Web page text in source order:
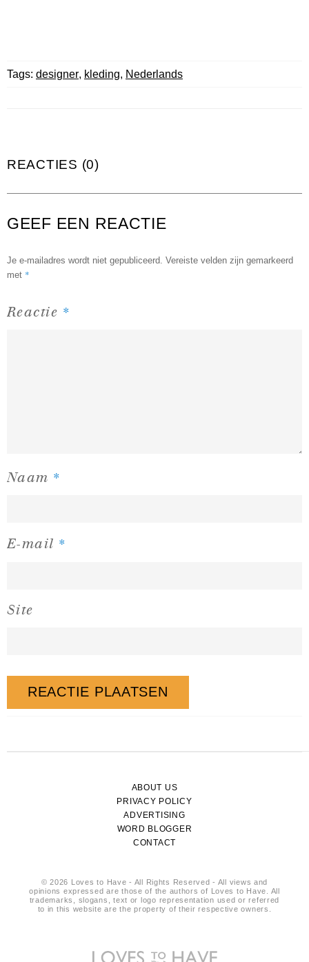
Tags: designer, kleding, Nederlands
REACTIES (0)
GEEF EEN REACTIE
Je e-mailadres wordt niet gepubliceerd. Vereiste velden zijn gemarkeerd
met *
Reactie *
Naam *
E-mail *
Site
ABOUT US
PRIVACY POLICY
ADVERTISING
WORD BLOGGER
CONTACT
© 2026 Loves to Have - All Rights Reserved - All views and
opinions expressed are those of the authors of Loves to Have. All
trademarks, slogans, text or logo representation used or referred
to in this website are the property of their respective owners.